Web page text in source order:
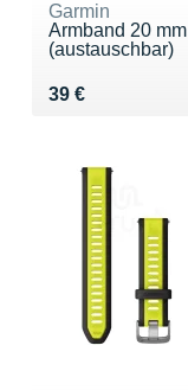
Garmin
Armband 20 mm
(austauschbar)
39 €
Vendu 39 €